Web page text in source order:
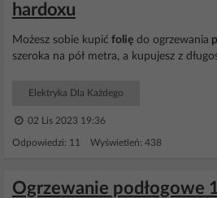
hardoxu
Możesz sobie kupić folię do ogrzewania
szeroka na pół metra, a kupujesz z
Elektryka Dla Każdego
02 Lis 2023 19:36
Odpowiedzi: 11 Wyświetleń: 438
Ogrzewanie podłogowe